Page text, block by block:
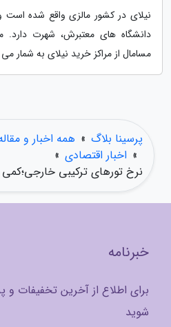
نیلای در کشور مالزی واقع شده است
مسامال از مراکز خرید نیلای به شمار
پرسینا بلاگ » همه اخبار و
» اخبار اقتصادی »
نرخ تورهای ترکیبی
خبرنامه
برای اطلاع از آخرین تخفیفات
شوید